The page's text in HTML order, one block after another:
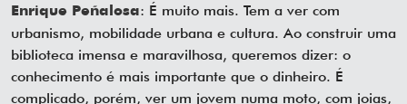
Enrique Peñalosa: É muito mais. Tem a ver com
urbanismo, mobilidade urbana e cultura. Ao construir uma
biblioteca imensa e maravilhosa, queremos dizer: o
conhecimento é mais importante que o dinheiro. É
complicado, porém, ver um jovem numa moto, com joias,